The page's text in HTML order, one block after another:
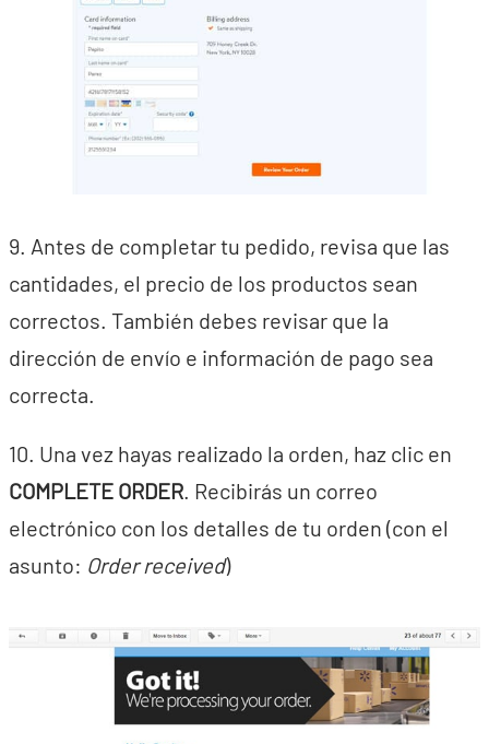
9. Antes de completar tu pedido, revisa que las
cantidades, el precio de los productos sean
correctos. También debes revisar que la
dirección de envío e información de pago sea
correcta.
10. Una vez hayas realizado la orden, haz clic en
COMPLETE ORDER. Recibirás un correo
electrónico con los detalles de tu orden (con el
asunto: Order received)